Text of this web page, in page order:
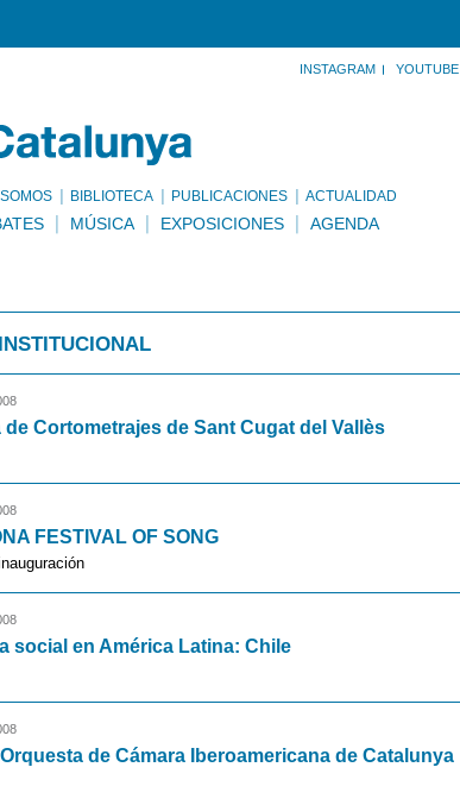
INSTAGRAM YOUTUBE
BIBLIOTECA PUBLICACIONES ACTUALIDAD
MÚSICA EXPOSICIONES AGENDA
de Cortometrajes de Sant Cugat del Vallès
FESTIVAL OF SONG
social en América Latina: Chile
de Cámara Iberoamericana de Catalunya